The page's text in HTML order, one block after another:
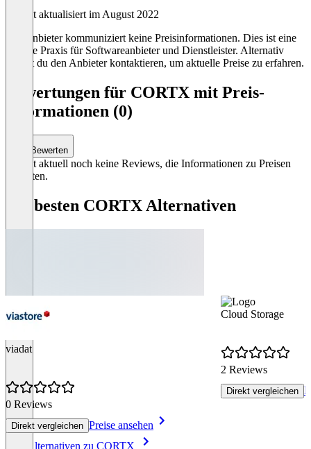
Zuletzt aktualisiert im August 2022
Der Anbieter kommuniziert keine Preisinformationen. Dies ist eine
übliche Praxis für Softwareanbieter und Dienstleister. Alternativ
kannst du den Anbieter kontaktieren, um aktuelle Preise zu erfahren.
Bewertungen für CORTX mit Preis-
Informationen (0)
Bewerten
Es gibt aktuell noch keine Reviews, die Informationen zu Preisen
enthalten.
Die besten CORTX Alternativen
viadat
0 Reviews
Direkt vergleichen Preise ansehen
Cloud Storage
2 Reviews
Direkt vergleichen
Alle Alternativen zu CORTX